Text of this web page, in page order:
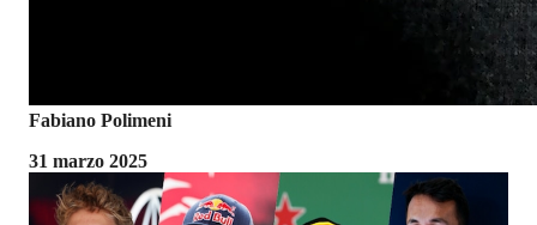
Fabiano Polimeni
31 marzo 2025